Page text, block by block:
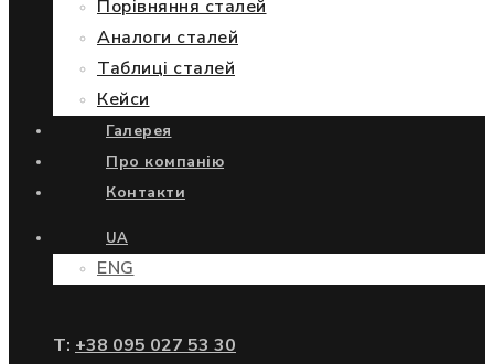
Порівняння сталей
Аналоги сталей
Таблиці сталей
Кейси
Галерея
Про компанію
Контакти
UA
ENG
Т: +38 095 027 53 30